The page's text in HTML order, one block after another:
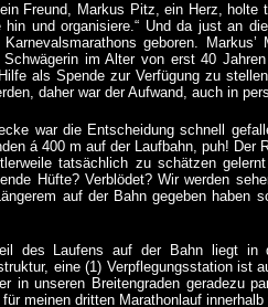
Freund, Markus Pitz, ein Herz, holte
und organisiere.“ Und da just an
geboren.
Schwägerin im Alter von erst 40
als Spende zur Verfügung zu
daher war der Aufwand, auch in
war die Entscheidung schnell
á 400 m auf der Laufbahn, puh! Der
tatsächlich zu schätzen
Hüfte? Verblödet? Wir werden
auf der Bahn gegeben haben
des Laufens auf der Bahn liegt in
eine (1) Verpflegungsstation ist
in unseren Breitengraden geradezu
für meinen dritten Marathonlauf